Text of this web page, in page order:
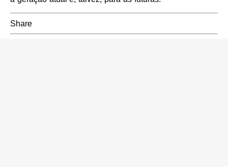
Share